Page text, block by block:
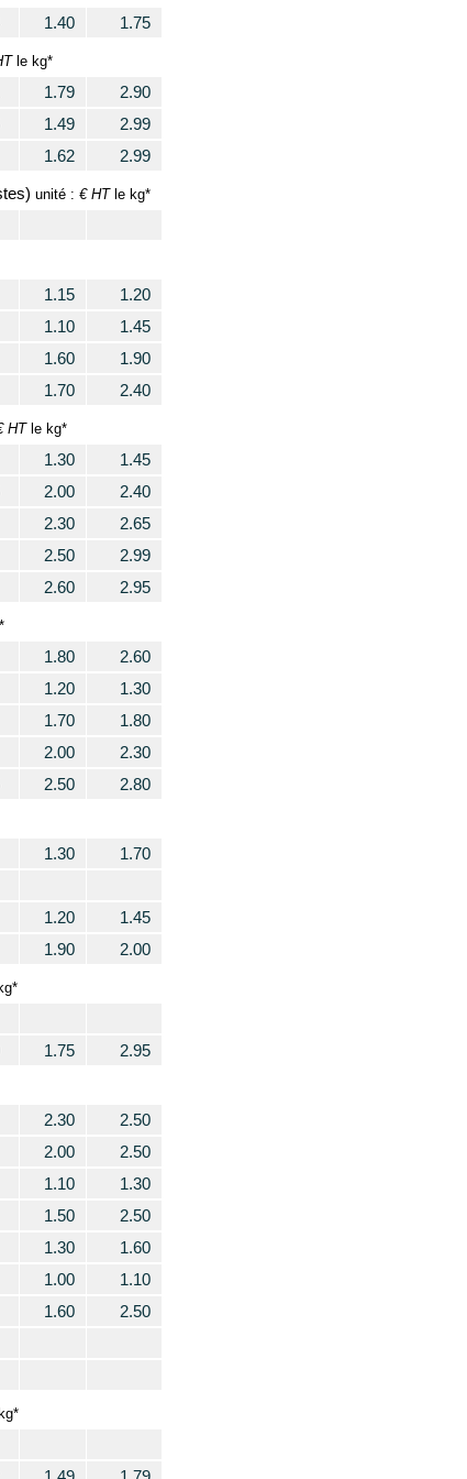
1.40
1.75
le kg*
1.79
2.90
1.49
2.99
1.62
2.99
unité : € HTle kg*
1.15
1.20
1.10
1.45
1.60
1.90
1.70
2.40
HTle kg*
1.30
1.45
2.00
2.40
2.30
2.65
2.50
2.99
2.60
2.95
1.80
2.60
1.20
1.30
1.70
1.80
2.00
2.30
2.50
2.80
1.30
1.70
1.20
1.45
1.90
2.00
1.75
2.95
2.30
2.50
2.00
2.50
1.10
1.30
1.50
2.50
1.30
1.60
1.00
1.10
1.60
2.50